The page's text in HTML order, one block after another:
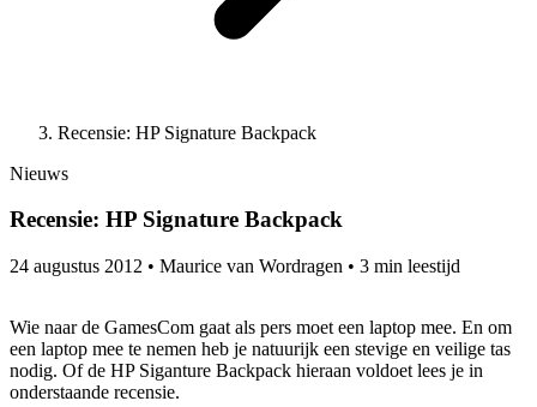
Recensie: HP Signature Backpack
Nieuws
Recensie: HP Signature Backpack
24 augustus 2012 • Maurice van Wordragen • 3 min leestijd
Wie naar de GamesCom gaat als pers moet een laptop mee. En om
een laptop mee te nemen heb je natuurijk een stevige en veilige tas
nodig. Of de HP Siganture Backpack hieraan voldoet lees je in
onderstaande recensie.